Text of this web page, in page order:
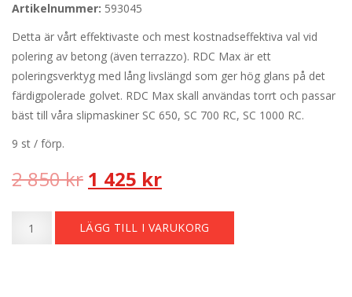
Artikelnummer: 593045
Detta är vårt effektivaste och mest kostnadseffektiva val vid
polering av betong (även terrazzo). RDC Max är ett
poleringsverktyg med lång livslängd som ger hög glans på det
färdigpolerade golvet. RDC Max skall användas torrt och passar
bäst till våra slipmaskiner SC 650, SC 700 RC, SC 1000 RC.
9 st / förp.
2 850kr Det
ursprungliga
priset
1 425 krDet
nuvarande
priset
LÄGG TILL I VARUKORG